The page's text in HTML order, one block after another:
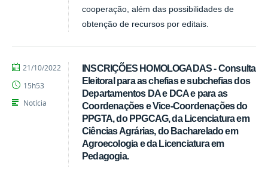
cooperação, além das possibilidades de
obtenção de recursos por editais.
INSCRIÇÕES HOMOLOGADAS - Consulta
Eleitoral para as chefias e subchefias dos
Departamentos DA e DCA e para as
Coordenações e Vice-Coordenações do
PPGTA, do PPGCAG, da Licenciatura em
Ciências Agrárias, do Bacharelado em
Agroecologia e da Licenciatura em
Pedagogia.
por
publicado
21/10/2022
15h53
Notícia